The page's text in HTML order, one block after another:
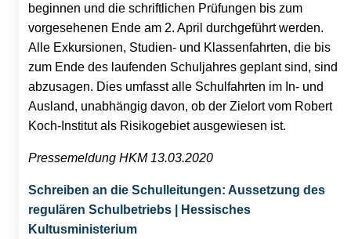
beginnen und die schriftlichen Prüfungen bis zum
vorgesehenen Ende am 2. April durchgeführt werden.
Alle Exkursionen, Studien- und Klassenfahrten, die bis
zum Ende des laufenden Schuljahres geplant sind, sind
abzusagen. Dies umfasst alle Schulfahrten im In- und
Ausland, unabhängig davon, ob der Zielort vom Robert
Koch-Institut als Risikogebiet ausgewiesen ist.
Pressemeldung HKM 13.03.2020
Schreiben an die Schulleitungen: Aussetzung des
regulären Schulbetriebs | Hessisches
Kultusministerium